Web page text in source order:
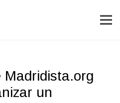
Madridista.org
un